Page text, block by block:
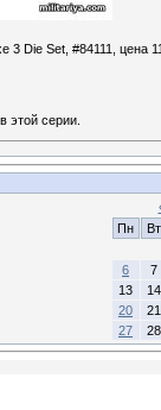
3 Die Set, #84111, цена
этой серии.
Пн
Вт
6
7
13
14
20
21
27
28